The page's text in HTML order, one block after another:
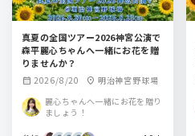
真夏の全国ツアー2026神宮公演で
森平麗心ちゃんへ一緒にお花を贈
りませんか？
calendar_month 2026/8/20 location_on 明治神宮野球場
麗心ちゃんへ一緒にお花を贈り
ましょう！